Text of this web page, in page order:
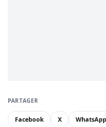
PARTAGER
Facebook X WhatsApp